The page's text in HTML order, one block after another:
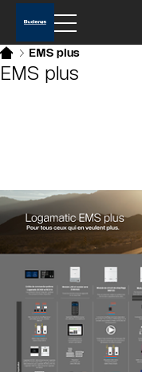
EMS plus
EMS plus